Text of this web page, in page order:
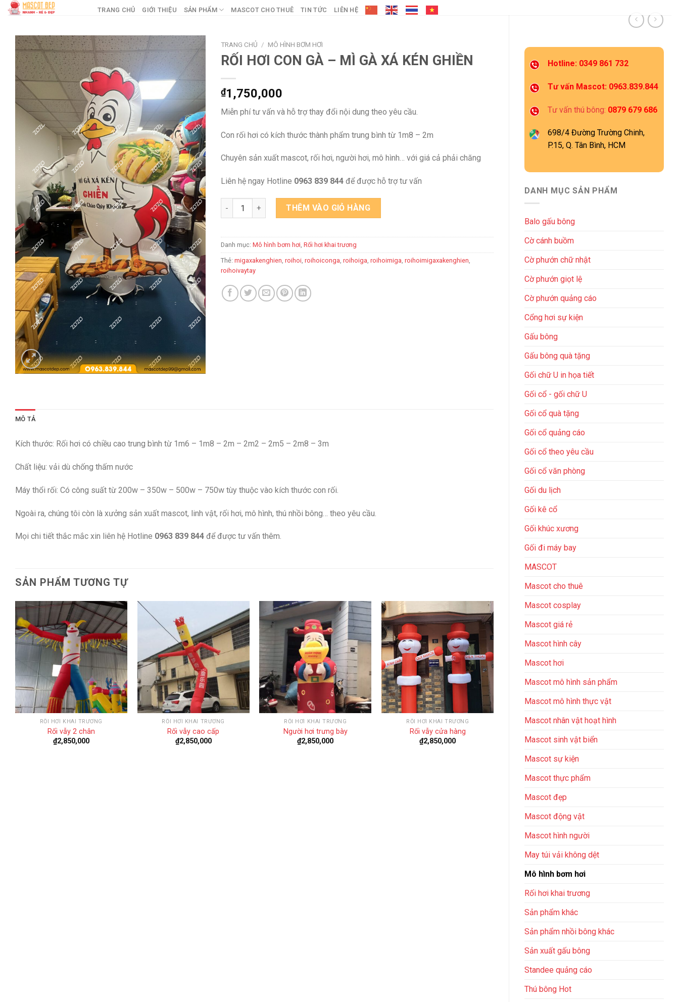
Skip
TRANG CHỦ GIỚI THIỆU SẢN PHẨM MASCOT CHO THUÊ TIN TỨC LIÊN HỆ
Hotline: 0349 861 732
Tư vấn Mascot: 0963.839.844
Tư vấn thú bông: 0879 679 686
698/4 Đường Trường Chinh,
P.15, Q. Tân Bình, HCM
DANH MỤC SẢN PHẨM
Balo gấu bông
Cờ cánh buồm
Cờ phướn chữ nhật
Cờ phướn giọt lệ
Cờ phướn quảng cáo
Cổng hơi sự kiện
Gấu bông
Gấu bông quà tặng
Gối chữ U in họa tiết
Gối cổ - gối chữ U
Gối cổ quà tặng
Gối cổ quảng cáo
Gối cổ theo yêu cầu
Gối cổ văn phòng
Gối du lịch
Gối kê cổ
Gối khúc xương
Gối đi máy bay
MASCOT
Mascot cho thuê
Mascot cosplay
Mascot giá rẻ
Mascot hình cây
Mascot hơi
Mascot mô hình sản phẩm
Mascot mô hình thực vật
Mascot nhân vật hoạt hình
Mascot sinh vật biển
Mascot sự kiện
Mascot thực phẩm
Mascot đẹp
Mascot động vật
Mascot​ hình người
May túi vải không dệt
Mô hình bơm hơi
Rối hơi khai trương
Sản phẩm khác
Sản phẩm nhồi bông khác
Sản xuất gấu bông
Standee quảng cáo
Thú bông Hot
TRANG CHỦ / MÔ HÌNH BƠM HƠI
RỐI HƠI CON GÀ – MÌ GÀ XÁ KÉN GHIỀN
₫1,750,000
Miễn phí tư vấn và hỗ trợ thay đổi nội dung theo yêu cầu.
Con rối hơi có kích thước thành phẩm trung bình từ 1m8 – 2m
Chuyên sản xuất mascot, rối hơi, người hơi, mô hình… với giá cả phải chăng
Liên hệ ngay Hotline 0963 839 844để được hỗ trợ tư vấn
RỐI HƠI CON GÀ - MÌ GÀ XÁ KÉN GHIỀN số lượng
THÊM VÀO GIỎ HÀNG
Danh mục:Mô hình bơm hơi ,Rối hơi khai trương
Thẻ:migaxakenghien ,roihoi ,roihoiconga ,roihoiga ,roihoimiga ,roihoimigaxakenghien
roihoivaytay
MÔ TẢ
Kích thước: Rối hơi có chiều cao trung bình từ 1m6 – 1m8 – 2m – 2m2 – 2m5 – 2m8 – 3m
Chất liệu: vải dù chống thấm nước
Máy thổi rối: Có công suất từ 200w – 350w – 500w – 750w tùy thuộc vào kích thước con rối.
Ngoài ra, chúng tôi còn là xưởng sản xuất mascot, linh vật, rối hơi, mô hình, thú nhồi bông… theo yêu cầu.
Mọi chi tiết thắc mắc xin liên hệ Hotline 0963 839 844 để được tư vấn thêm.
SẢN PHẨM TƯƠNG TỰ
RỐI HƠI KHAI TRƯƠNG
Rối vẫy 2 chân
₫2,850,000
RỐI HƠI KHAI TRƯƠNG
Rối vẫy cao cấp
₫2,850,000
RỐI HƠI KHAI TRƯƠNG
Người hơi trưng bày
₫2,850,000
RỐI HƠI KHAI TRƯƠNG
Rối vẫy cửa hàng
₫2,850,000
MÔ HÌNH BƠM HƠI
₫2,850,000